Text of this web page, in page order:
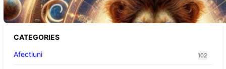
CATEGORIES
Afectiuni
102